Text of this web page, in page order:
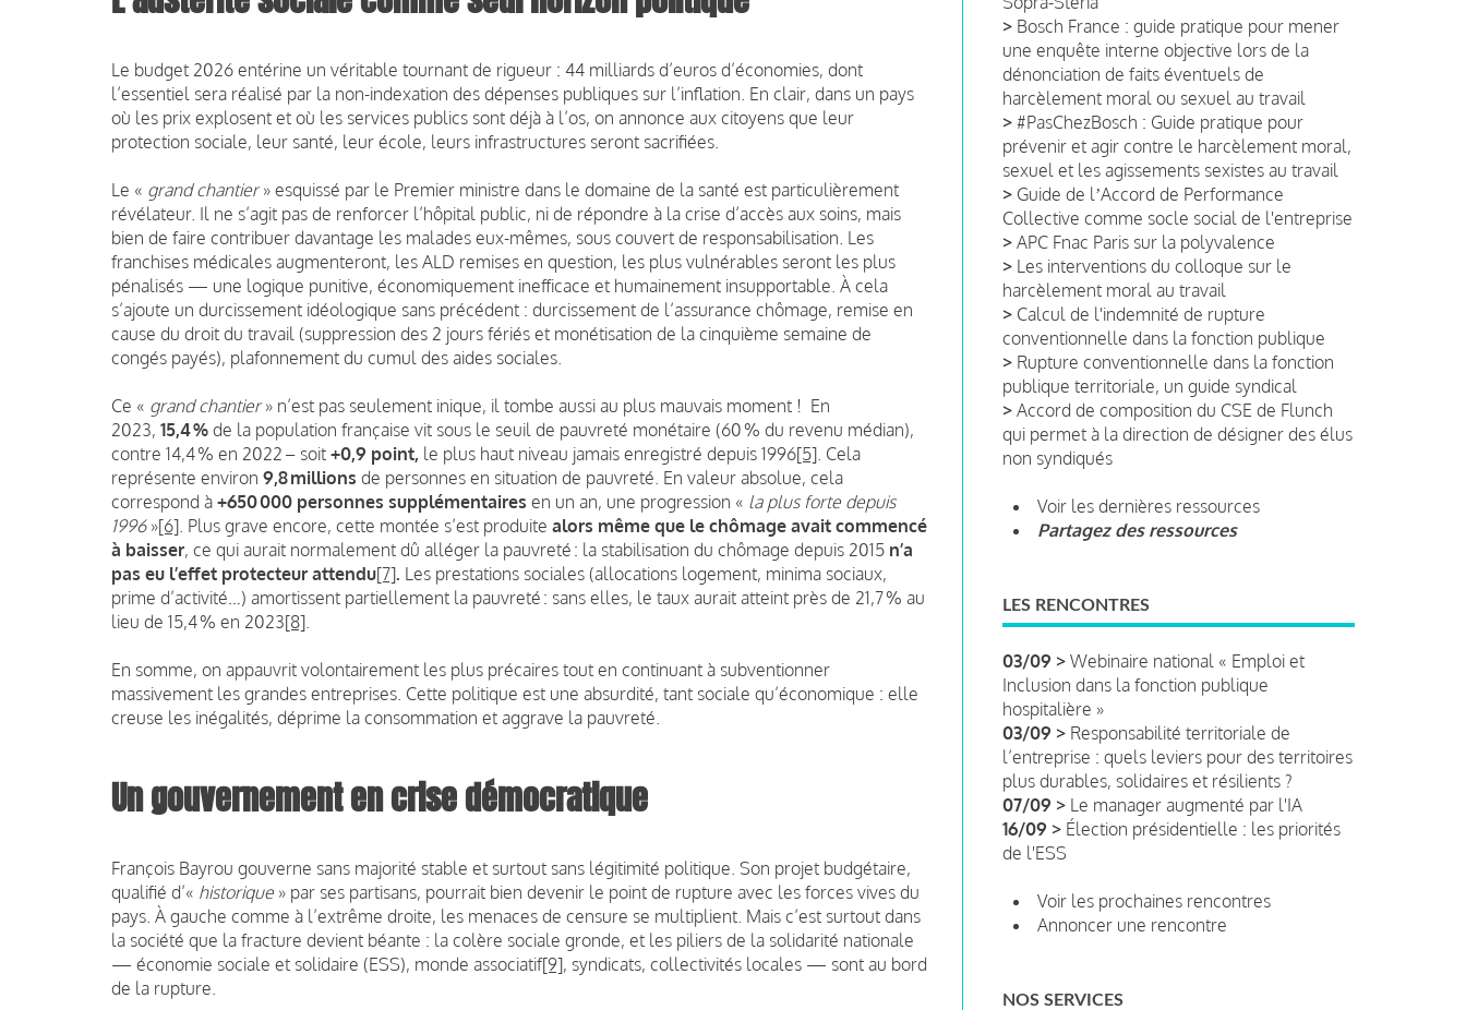
Le budget 2026 entérine un véritable tournant de rigueur : 44 milliards d’euros d’économies, dont
l’essentiel sera réalisé par la non-indexation des dépenses publiques sur l’inflation. En clair, dans un pays
où les prix explosent et où les services publics sont déjà à l’os, on annonce aux citoyens que leur
protection sociale, leur santé, leur école, leurs infrastructures seront sacrifiées.
Le « grand chantier» esquissé par le Premier ministre dans le domaine de la santé est particulièrement
révélateur. Il ne s’agit pas de renforcer l’hôpital public, ni de répondre à la crise d’accès aux soins, mais
bien de faire contribuer davantage les malades eux-mêmes, sous couvert de responsabilisation. Les
franchises médicales augmenteront, les ALD remises en question, les plus vulnérables seront les plus
pénalisés — une logique punitive, économiquement inefficace et humainement insupportable. À cela
s’ajoute un durcissement idéologique sans précédent : durcissement de l’assurance chômage, remise en
cause du droit du travail (suppression des 2 jours fériés et monétisation de la cinquième semaine de
congés payés), plafonnement du cumul des aides sociales.
Ce « grand chantier» n’est pas seulement inique, il tombe aussi au plus mauvais moment ! En
2023, 15,4 % de la population française vit sous le seuil de pauvreté monétaire (60 % du revenu médian),
contre 14,4 % en 2022 – soit +0,9 point, le plus haut niveau jamais enregistré depuis 1996[5] . Cela
représente environ 9,8 millions de personnes en situation de pauvreté. En valeur absolue, cela
correspond à +650 000 personnes supplémentaires en un an, une progression « la plus forte depuis
1996 »[6] . Plus grave encore, cette montée s’est produite alors même que le chômage avait commencé
à baisser, ce qui aurait normalement dû alléger la pauvreté : la stabilisation du chômage depuis 2015 n’a
pas eu l’effet protecteur attendu[7]. Les prestations sociales (allocations logement, minima sociaux,
prime d’activité…) amortissent partiellement la pauvreté : sans elles, le taux aurait atteint près de 21,7 % au
lieu de 15,4 % en 2023[8]
En somme, on appauvrit volontairement les plus précaires tout en continuant à subventionner
massivement les grandes entreprises. Cette politique est une absurdité, tant sociale qu’économique : elle
creuse les inégalités, déprime la consommation et aggrave la pauvreté.
Un gouvernement en crise démocratique
François Bayrou gouverne sans majorité stable et surtout sans légitimité politique. Son projet budgétaire,
qualifié d’« historique » par ses partisans, pourrait bien devenir le point de rupture avec les forces vives du
pays. À gauche comme à l’extrême droite, les menaces de censure se multiplient. Mais c’est surtout dans
la société que la fracture devient béante : la colère sociale gronde, et les piliers de la solidarité nationale
— économie sociale et solidaire (ESS), monde associatif[9], syndicats, collectivités locales — sont au bord
de la rupture.
> Bosch France : guide pratique pour mener
une enquête interne objective lors de la
dénonciation de faits éventuels de
harcèlement moral ou sexuel au travail
> #PasChezBosch : Guide pratique pour
prévenir et agir contre le harcèlement moral,
sexuel et les agissements sexistes au travail
> Guide de lʼAccord de Performance
Collective comme socle social de l'entreprise
> APC Fnac Paris sur la polyvalence
> Les interventions du colloque sur le
harcèlement moral au travail
> Calcul de l'indemnité de rupture
conventionnelle dans la fonction publique
> Rupture conventionnelle dans la fonction
publique territoriale, un guide syndical
> Accord de composition du CSE de Flunch
qui permet à la direction de désigner des élus
non syndiqués
Voir les dernières ressources
Partagez des ressources
LES RENCONTRES
03/09 > Webinaire national « Emploi et
Inclusion dans la fonction publique
hospitalière »
03/09 > Responsabilité territoriale de
l’entreprise : quels leviers pour des territoires
plus durables, solidaires et résilients ?
07/09 > Le manager augmenté par l'IA
16/09 > Élection présidentielle : les priorités
de l'ESS
Voir les prochaines rencontres
Annoncer une rencontre
NOS SERVICES